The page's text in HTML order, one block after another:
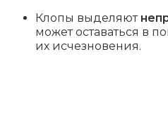
Клопы выделяют
может оставаться в
их исчезновения.